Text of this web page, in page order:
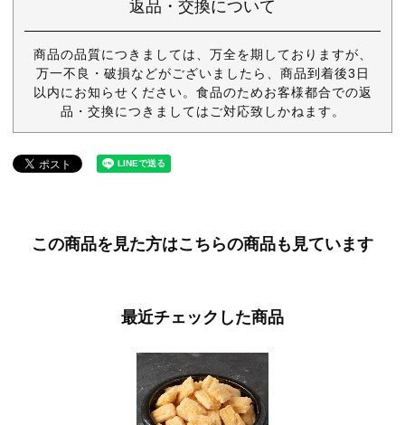
返品・交換について
商品の品質につきましては、万全を期しておりますが、
万一不良・破損などがございましたら、商品到着後3日
以内にお知らせください。食品のためお客様都合での返
品・交換につきましてはご対応致しかねます。
この商品を見た方はこちらの商品も見ています
最近チェックした商品